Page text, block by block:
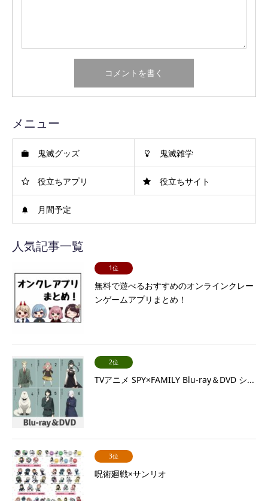
メニュー
鬼滅グッズ 鬼滅雑学
役立ちアプリ 役立ちサイト
月間予定
人気記事一覧
1位
無料で遊べるおすすめのオンラインクレー
ンゲームアプリまとめ！
2位
TVアニメ SPY×FAMILY Blu-ray＆DVD シ...
3位
呪術廻戦×サンリオ